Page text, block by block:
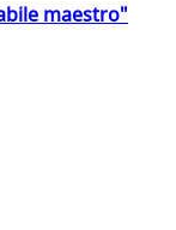
maestro"